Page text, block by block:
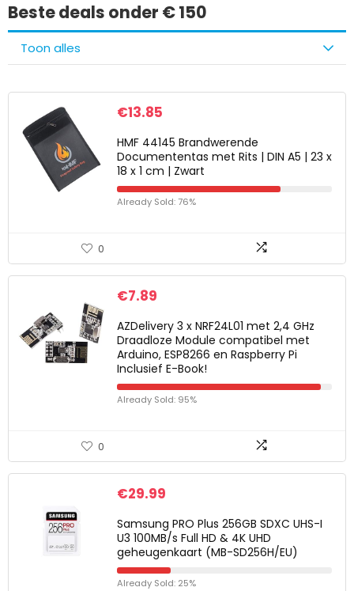
Beste deals onder € 150
Toon alles
€13.85
HMF 44145 Brandwerende
Documententas met Rits | DIN A5 | 23 x
18 x 1 cm | Zwart
Already Sold: 76%
0
€7.89
AZDelivery 3 x NRF24L01 met 2,4 GHz
Draadloze Module compatibel met
Arduino, ESP8266 en Raspberry Pi
Inclusief E-Book!
Already Sold: 95%
0
€29.99
Samsung PRO Plus 256GB SDXC UHS-I
U3 100MB/s Full HD & 4K UHD
geheugenkaart (MB-SD256H/EU)
Already Sold: 25%